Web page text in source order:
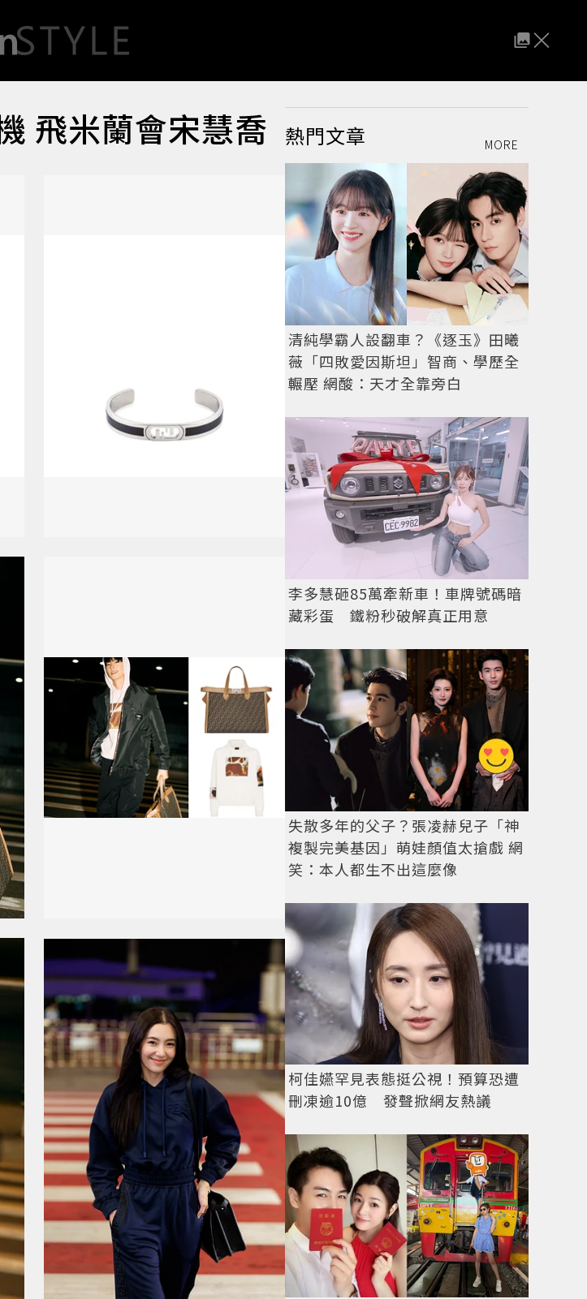
飛米蘭會宋慧喬 熱門文章 MORE
清純學霸人設翻車？《逐玉》田曦
薇「四敗愛因斯坦」智商、學歷全
輾壓 網酸：天才全靠旁白
李多慧砸85萬牽新車！車牌號碼暗
藏彩蛋 鐵粉秒破解真正用意
失散多年的父子？張凌赫兒子「神
複製完美基因」萌娃顏值太搶戲 網
笑：本人都生不出這麼像
柯佳嬿罕見表態挺公視！預算恐遭
刪凍逾10億 發聲掀網友熱議